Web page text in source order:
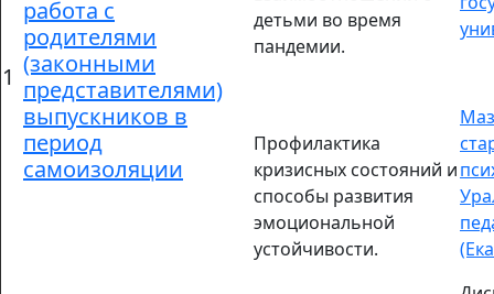
1
работа с
родителями
(законными
представителями)
выпускников в
период
самоизоляции
детьми во время
пандемии.
Профилактика
кризисных состояний и
способы развития
эмоциональной
устойчивости.